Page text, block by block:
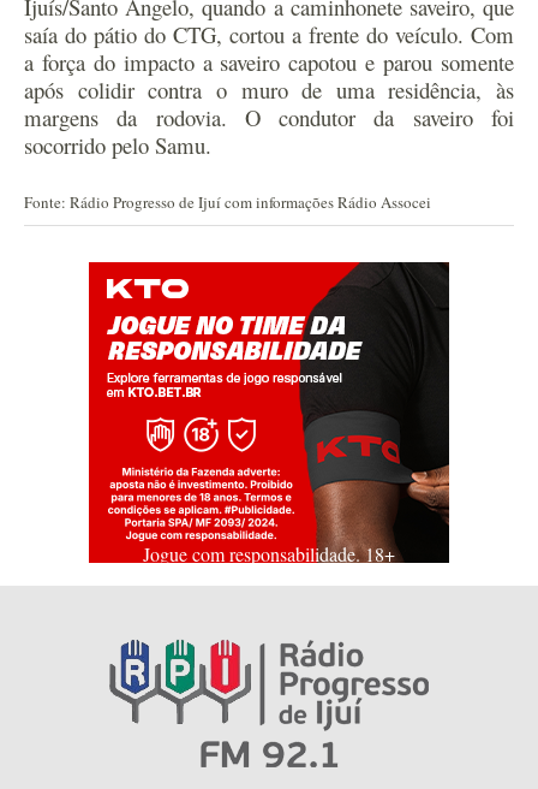
Ijuís/Santo Ângelo, quando a caminhonete saveiro, que
saía do pátio do CTG, cortou a frente do veículo. Com
a força do impacto a saveiro capotou e parou somente
após colidir contra o muro de uma residência, às
margens da rodovia. O condutor da saveiro foi
socorrido pelo Samu.
Fonte: Rádio Progresso de Ijuí com informações Rádio Assocei
Jogue com responsabilidade. 18+